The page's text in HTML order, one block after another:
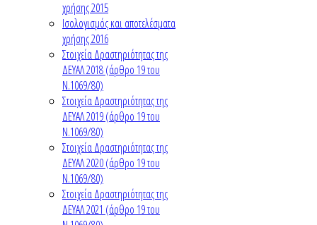
χρήσης 2015
Ισολογισμός και αποτελέσματα
χρήσης 2016
Στοιχεία Δραστηριότητας της
ΔΕΥΑΛ 2018 (άρθρο 19 του
Ν.1069/80)
Στοιχεία Δραστηριότητας της
ΔΕΥΑΛ 2019 (άρθρο 19 του
Ν.1069/80)
Στοιχεία Δραστηριότητας της
ΔΕΥΑΛ 2020 (άρθρο 19 του
Ν.1069/80)
Στοιχεία Δραστηριότητας της
ΔΕΥΑΛ 2021 (άρθρο 19 του